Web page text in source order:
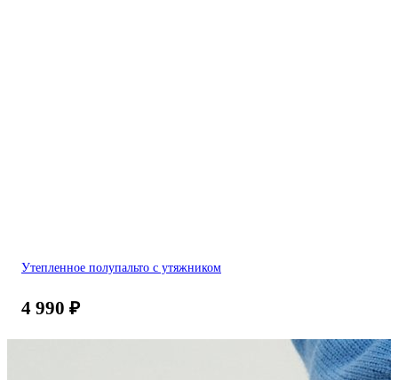
Утепленное полупальто с утяжником
4 990 ₽